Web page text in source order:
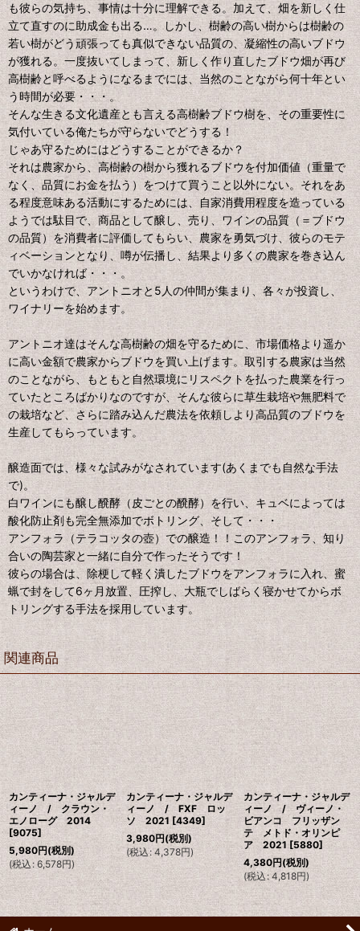
も彼らの気持ち、事情は十分に理解できる。加えて、畑を新しく仕
立て直すのに助成金も出る…。しかし、樹齢の高い樹からは樹齢の
若い樹がどう頑張っても真似できない品質の、凝縮性の高いブドウ
が獲れる。一度抜いてしまって、新しく作り直したブドウ畑が再び
高樹齢と呼べるようになるまでには、当然のことながら何十年とい
う時間が必要・・・。
そんな生きる文化遺産とも言える高樹齢ブドウ樹を、その重要性に
気付いている俺たちが守らないでどうする！
じゃあ守るためにはどうすることができるか？
それは農家から、高樹齢の樹から獲れるブドウを付加価値（重量で
なく、品質にお金を払う）をつけて買うこと以外にない。それをあ
る程度意味ある活動にするためには、自家消費用程度を造っている
ようでは駄目で、商品として醸し、売り、ワインの品質（＝ブドウ
の品質）を消費者に評価してもらい、農家を勇気づけ、彼らのモテ
ィベーションとなり、噂が伝播し、結果より多くの農家を巻き込ん
でいかなければ・・・。
というわけで、アントニオと5人の仲間が集まり、各々が投資し、
ワイナリーを始めます。
アントニオ達はそんな高樹齢の畑を守るために、市場価格より遥か
に高い金額で農家からブドウを買い上げます。取引する農家は当然
のことながら、もともと自然環境にリスペクトを払った農業を行っ
ていたところばかりなのですが、そんな彼らに草生栽培や無肥料で
の栽培など、さらに踏み込んだ農法を依頼しより高品質のブドウを
生産してもらっています。
醸造面では、様々な試みがなされています(あくまでも自然な手法
で)。
白ワインにも醸し醗酵（皮ごとの醗酵）を行い、キュベによっては
酸化防止剤も完全無添加でボトリング、そして・・・
アンフォラ（テラコッタの壺）での醸造！！このアンフォラ、知り
合いの陶芸家と一緒に自分で作ったそうです！
彼らの場合は、除梗して軽く潰したブドウをアンフォラに入れ、蜜
蝋で封をして6ヶ月放置、圧搾し、大瓶でしばらく寝かせてからボ
トリングする手法を採用しています。
関連商品
カンティーナ・ジャルデ
ィーノ / クラウン・
エノローグ 2014
[9075]
5,980円(税別)
(税込: 6,578円)
カンティーナ・ジャルデ
ィーノ / FXF ロッ
ソ 2021 [4349]
3,980円(税別)
(税込: 4,378円)
カンティーナ・ジャルデ
ィーノ / ヴィーノ・
ビアンコ フリッザン
テ メトド・オリンピ
ア 2021 [5880]
4,380円(税別)
(税込 : 4,818円)